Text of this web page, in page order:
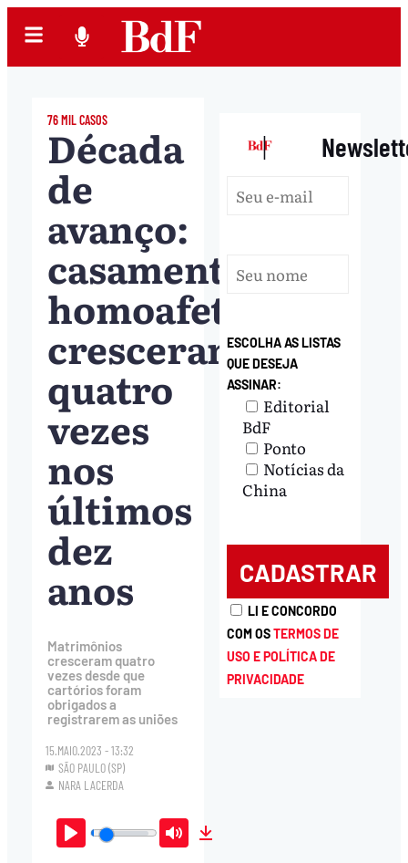
76 MIL CASOS
Década
de
avanço:
casamentos
homoafetivos
cresceram
quatro
vezes
nos
últimos
dez
anos
Matrimônios
cresceram quatro
vezes desde que
cartórios foram
obrigados a
registrarem as uniões
15.MAIO.2023 - 13:32
SÃO PAULO (SP)
NARA LACERDA
Play Mute
|
ESCOLHA AS LISTAS
QUE DESEJA
ASSINAR:
Editorial
BdF
Ponto
Notícias da
China
LI E CONCORDO
COM OSTERMOS DE
USO E POLÍTICA DE
PRIVACIDADE